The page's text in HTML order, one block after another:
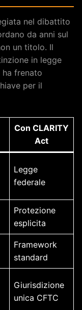
nel dibattito
da anni sul
un titolo. Il
in legge
ha frenato
per il
Con CLARITY
Act
Legge
federale
Protezione
esplicita
Framework
standard
Giurisdizione
unica CFTC